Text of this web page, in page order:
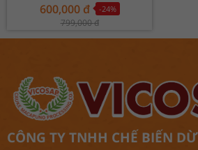
600,000 đ -24%
799,000đ
CÔNG TY TNHH CHẾ BIẾN